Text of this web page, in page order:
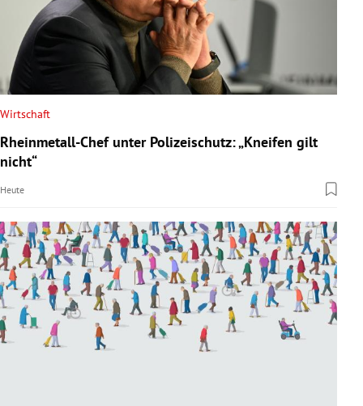
Wirtschaft
Rheinmetall-Chef unter Polizeischutz: „Kneifen gilt
nicht“
Heute